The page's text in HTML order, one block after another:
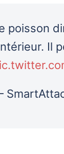
poisson
Il